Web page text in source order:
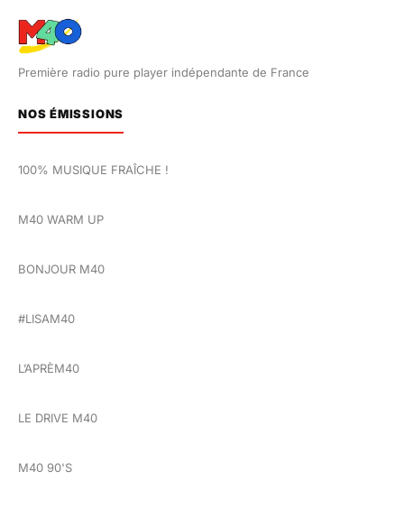
Première radio pure player indépendante de France
NOS ÉMISSIONS
100% MUSIQUE FRAÎCHE !
M40 WARM UP
BONJOUR M40
#LISAM40
L’APRÈM40
LE DRIVE M40
M40 90'S